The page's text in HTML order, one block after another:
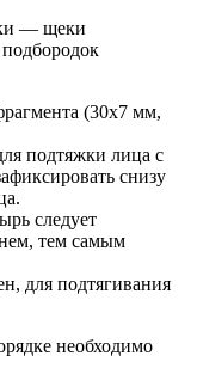
— щеки
(30х7 мм,
подтяжки лица с
снизу
следует
тем самым
для подтягивания
необходимо